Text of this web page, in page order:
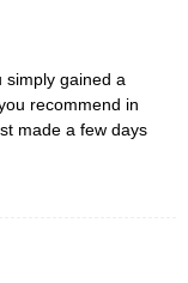
simply gained a
recommend in
made a few days